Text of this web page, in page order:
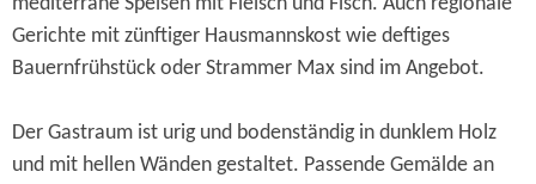
Gerichte mit zünftiger Hausmannskost wie deftiges
Bauernfrühstück oder Strammer Max sind im Angebot.
Der Gastraum ist urig und bodenständig in dunklem Holz
und mit hellen Wänden gestaltet. Passende Gemälde an